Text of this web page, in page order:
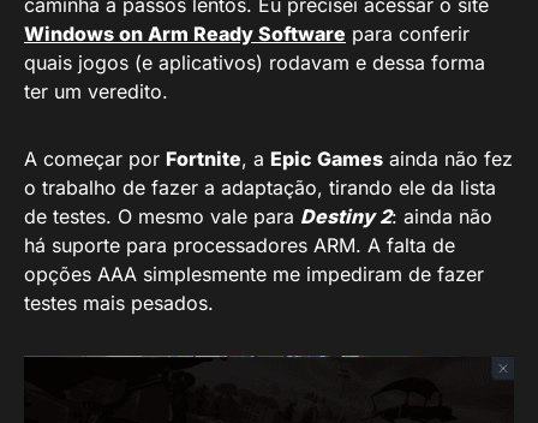
caminha a passos lentos. Eu precisei acessar o site
Windows on Arm Ready Software para conferir
quais jogos (e aplicativos) rodavam e dessa forma
ter um veredito.
A começar por Fortnite, a Epic Games ainda não fez
o trabalho de fazer a adaptação, tirando ele da lista
de testes. O mesmo vale para Destiny 2: ainda não
há suporte para processadores ARM. A falta de
opções AAA simplesmente me impediram de fazer
testes mais pesados.